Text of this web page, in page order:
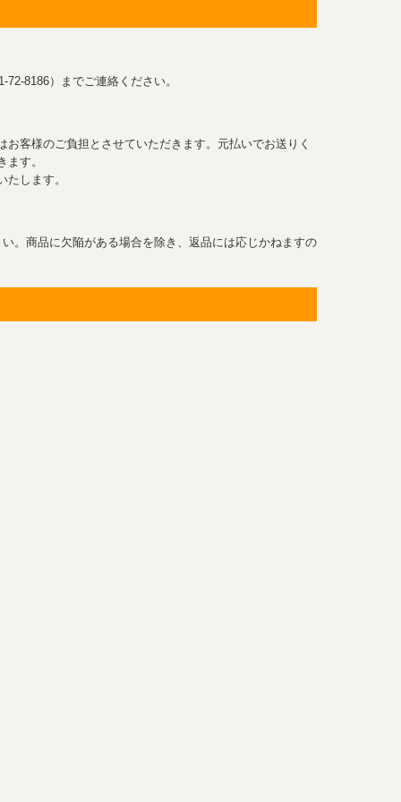
72-8186）までご連絡ください。
お客様のご負担とさせていただきます。元払いでお送りく
ます。
たします。
。商品に欠陥がある場合を除き、返品には応じかねますの